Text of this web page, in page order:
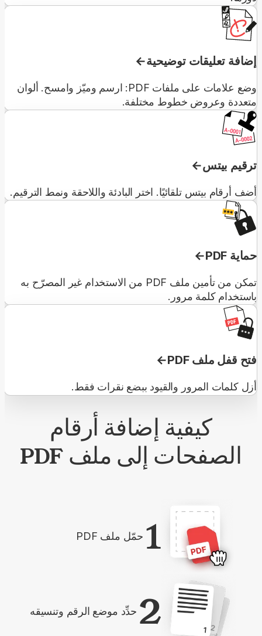
إضافة تعليقات توضيحية
وضع علامات على ملفات PDF: ارسم وميّز وامسح. ألوان
متعددة وعروض خطوط مختلفة.
ترقيم بيتس
أضف أرقام بيتس تلقائيًا. اختر البادئة واللاحقة ونمط الترقيم.
حماية PDF
تمكن من تأمين ملف PDF من الاستخدام غير المصرّح به
باستخدام كلمة مرور.
فتح قفل ملف PDF
أزل كلمات المرور والقيود ببضع نقرات فقط.
كيفية إضافة أرقام
الصفحات إلى ملف PDF
1 حمّل ملف PDF
2 حدِّد موضع الرقم وتنسيقه